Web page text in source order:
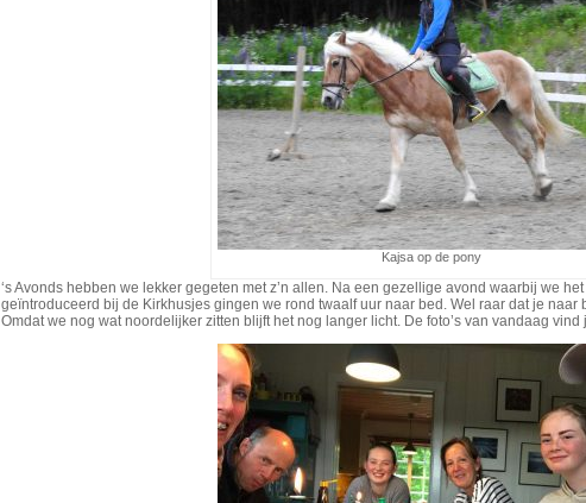
Kajsa op de pony
‘s Avonds hebben we lekker gegeten met z’n allen. Na een gezellige avond waarbij we
geïntroduceerd bij de Kirkhusjes gingen we rond twaalf uur naar bed. Wel raar dat je
Omdat we nog wat noordelijker zitten blijft het nog langer licht. De foto’s van vandaag